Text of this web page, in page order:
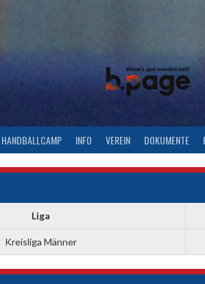
HANDBALLCAMP INFO VEREIN DOKUMENTE
Liga
Kreisliga Männer